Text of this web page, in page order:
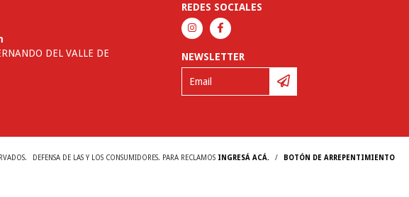
DEL VALLE DE
REDES SOCIALES
NEWSLETTER
DEFENSA DE LAS Y LOS CONSUMIDORES. PARA RECLAMOS INGRESÁ ACÁ. / BOTÓN DE ARREPENTIMIENTO